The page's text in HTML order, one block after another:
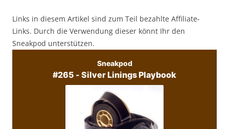
Links in diesem Artikel sind zum Teil bezahlte Affiliate-
Links. Durch die Verwendung dieser könnt Ihr den
Sneakpod unterstützen.